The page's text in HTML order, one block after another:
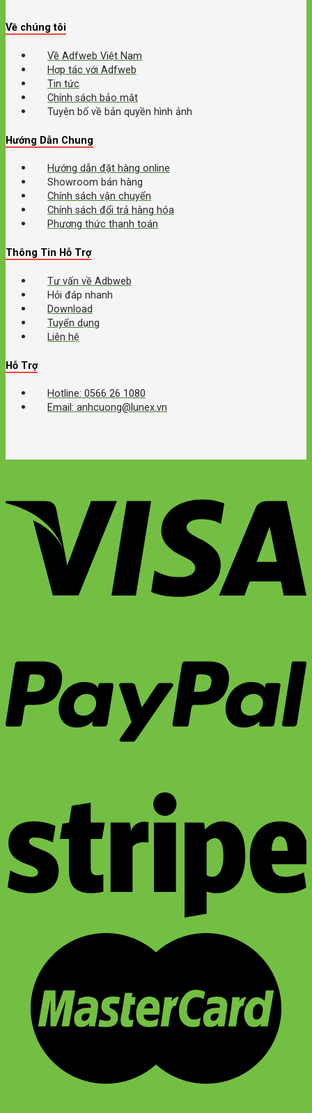
Về chúng tôi
Về Adfweb Việt Nam
Hợp tác với Adfweb
Tin tức
Chính sách bảo mật
Tuyên bố về bản quyền hình ảnh
Hướng Dẫn Chung
Hướng dẫn đặt hàng online
Showroom bán hàng
Chính sách vận chuyển
Chính sách đổi trả hàng hóa
Phương thức thanh toán
Thông Tin Hỗ Trợ
Tư vấn về Adbweb
Hỏi đáp nhanh
Download
Tuyển dụng
Liên hệ
Hỗ Trợ
Hotline: 0566 26 1080
Email: anhcuong@lunex.vn